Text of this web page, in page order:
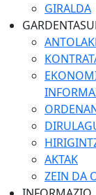
GIRALDA
AKTAK
ZEIN DA